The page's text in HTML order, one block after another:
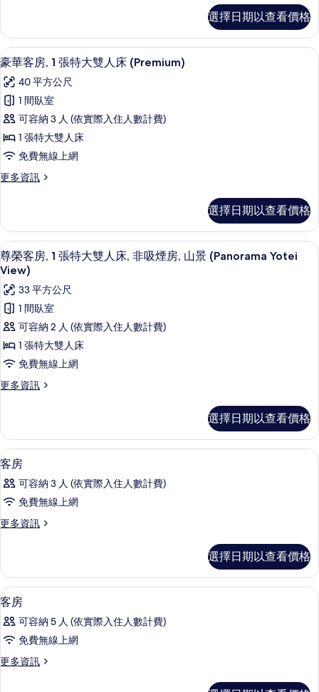
房
(2
Twins)
的
所
有
相
片
客
房,
相
客
房
(2
Twins)
的
詳
情
選擇日期以查看價格
顯
示
豪
華
客
房,
張
大
雙
人
床
(Premium)
的
所
有
相
片
豪華客房, 1 張特大雙人床 (Premium)
4
豪華客房, 1 張特大雙人床 (Premium)
40 平方公尺
1 間臥室
可容納 3 人 (依實際入住人數計費)
1 張特大雙人床
免費無線上網
更多資訊
更
客
房,
1
張
大
雙
人
床
(Premium)
詳
情
選擇日期以查看價格
顯
示
尊
榮
客
房,
1
特
雙
人
床,
非
吸
煙
景
(Panorama
Yotei
View)
的
所
尊榮客房, 1 張特大雙人床, 非吸煙房,
5
尊榮客房, 1 張特大雙人床, 非吸煙房, 山景 (Panorama Yotei
View)
33 平方公尺
1 間臥室
可容納 2 人 (依實際入住人數計費)
1 張特大雙人床
免費無線上網
更多資訊
更
客
房,
1
特
大
人
煙
房,
山
景
(Panorama
Yotei
View)
的
選擇日期以查看價格
顯
示
客
的
有
相
片
客房內保險箱、隔音、免費無線上網、
12
客房
可容納 3 人 (依實際入住人數計費)
免費無線上網
更多資訊
更
的
詳
情
選擇日期以查看價格
顯
示
客
的
客房內保險箱、隔音、免費無線上網、
7
客房
可容納 5 人 (依實際入住人數計費)
免費無線上網
更多資訊
更